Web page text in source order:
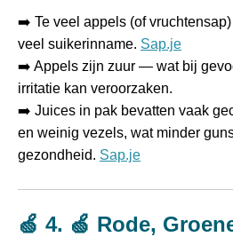
➡️ Te veel appels (of
veel suikerinname. Sap.je
➡️ Appels zijn zuur — wat bij
irritatie kan veroorzaken.
➡️ Juices in pak bevatten vaak
en weinig vezels, wat minder
gezondheid. Sap.je
🍏 4. 🍏 Rode,